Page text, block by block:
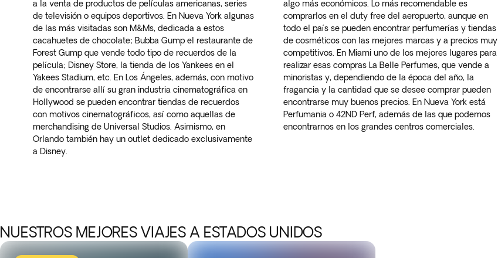
a la venta de productos de películas americanas, series
de televisión o equipos deportivos. En Nueva York algunas
de las más visitadas son M&Ms, dedicada a estos
cacahuetes de chocolate; Bubba Gump el restaurante de
Forest Gump que vende todo tipo de recuerdos de la
película; Disney Store, la tienda de los Yankees en el
Yakees Stadium, etc. En Los Ángeles, además, con motivo
de encontrarse allí su gran industria cinematográfica en
Hollywood se pueden encontrar tiendas de recuerdos
con motivos cinematográficos, así como aquellas de
merchandising de Universal Studios. Asimismo, en
Orlando también hay un outlet dedicado exclusivamente
a Disney.
algo más económicos. Lo más recomendable es
comprarlos en el duty free del aeropuerto, aunque en
todo el país se pueden encontrar perfumerías y tiendas
de cosméticos con las mejores marcas y a precios muy
competitivos. En Miami uno de los mejores lugares para
realizar esas compras La Belle Perfumes, que vende a
minoristas y, dependiendo de la época del año, la
fragancia y la cantidad que se desee comprar pueden
encontrarse muy buenos precios. En Nueva York está
Perfumania o 42ND Perf, además de las que podemos
encontrarnos en los grandes centros comerciales.
NUESTROS MEJORES VIAJES A ESTADOS UNIDOS